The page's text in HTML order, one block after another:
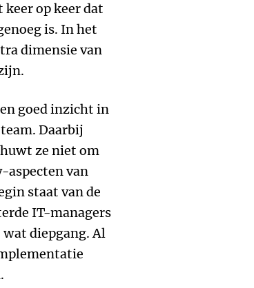
op keer dat
is. In het
dimensie van
goed inzicht in
Daarbij
ze niet om
aspecten van
staat van de
IT-managers
diepgang. Al